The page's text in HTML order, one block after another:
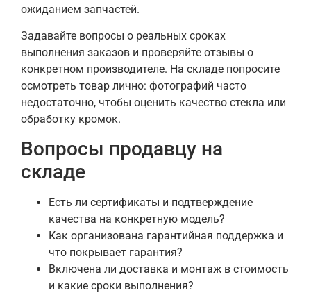
ожиданием запчастей.
Задавайте вопросы о реальных сроках
выполнения заказов и проверяйте отзывы о
конкретном производителе. На складе попросите
осмотреть товар лично: фотографий часто
недостаточно, чтобы оценить качество стекла или
обработку кромок.
Вопросы продавцу на
складе
Есть ли сертификаты и подтверждение
качества на конкретную модель?
Как организована гарантийная поддержка и
что покрывает гарантия?
Включена ли доставка и монтаж в стоимость
и какие сроки выполнения?